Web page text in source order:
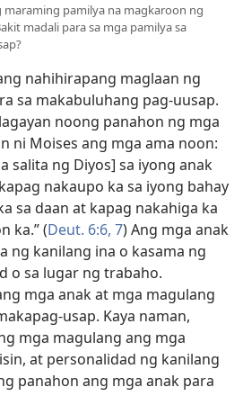
maraming pamilya na magkaroon ng
madali para sa mga pamilya sa
nahihirapang maglaan ng
sa makabuluhang pag-uusap.
noong panahon ng mga
ni Moises ang mga ama noon:
salita ng Diyos] sa iyong anak
nakaupo ka sa iyong bahay
sa daan at kapag nakahiga ka
ka.” (Deut. 6:6, 7) Ang mga anak
ng kanilang ina o kasama ng
o sa lugar ng trabaho.
mga anak at mga magulang
usap. Kaya naman,
mga magulang ang mga
at personalidad ng kanilang
panahon ang mga anak para